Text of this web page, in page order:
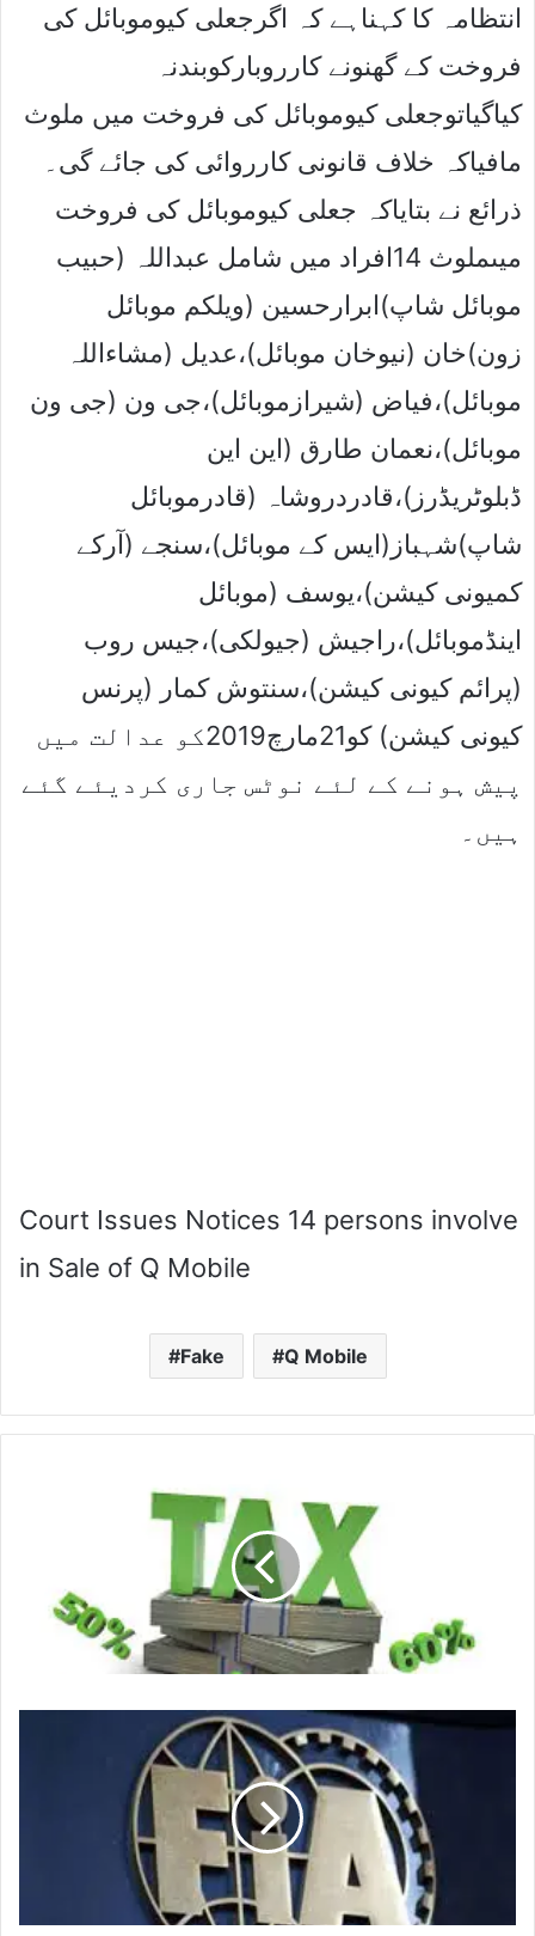
انتظامہ کا کہناہے کہ اگرجعلی کیوموبائل کی
فروخت کے گھنونے کارروبارکوبندنہ
کیاگیاتوجعلی کیوموبائل کی فروخت میں ملوث
مافیاکہ خلاف قانونی کارروائی کی جائے گی۔
ذرائع نے بتایاکہ جعلی کیوموبائل کی فروخت
میںملوث 14افراد میں شامل عبداللہ (حبیب
موبائل شاپ)ابرارحسین (ویلکم موبائل
زون)خان (نیوخان موبائل)،عدیل (مشاءاللہ
موبائل)،فیاض (شیرازموبائل)،جی ون (جی ون
موبائل)،نعمان طارق (این این
ڈبلوٹریڈرز)،قادردروشاہ (قادرموبائل
شاپ)شہباز(ایس کے موبائل)،سنجے (آرکے
کمیونی کیشن)،یوسف (موبائل
اینڈموبائل)،راجیش (جیولکی)،جیس روب
(پرائم کیونی کیشن)،سنتوش کمار (پرنس
کیونی کیشن) کو21مارچ2019کو عدالت میں
پیش ہونے کے لئے نوٹس جاری کردیئے گئے
ہیں۔
Court Issues Notices 14 persons involve
in Sale of Q Mobile
Fake Q Mobile